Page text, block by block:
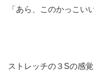
「あら、このかっこい
ストレッチの３Sの感